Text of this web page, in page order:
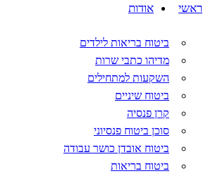
ראשי
אודות
ביטוח בריאות לילדים
מדיהו כתבי שרות
השקעות למתחילים
ביטוח שיניים
קרן פנסיה
סוכן ביטוח פנסיוני
ביטוח אובדן כושר עבודה
ביטוח בריאות